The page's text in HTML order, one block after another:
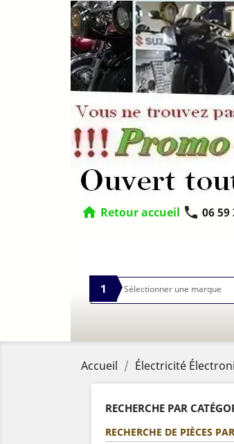
home Retour accueil phone 06 59
1
Accueil Électricité
RECHERCHE PAR
RECHERCHE DE PIÈCES